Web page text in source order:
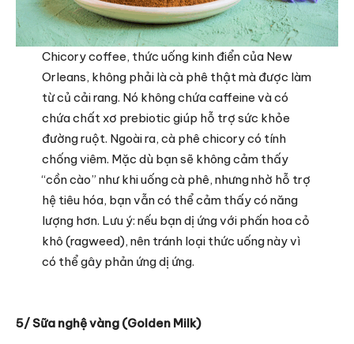
Chicory coffee, thức uống kinh điển của New
Orleans, không phải là cà phê thật mà được làm
từ củ cải rang. Nó không chứa caffeine và có
chứa chất xơ prebiotic giúp hỗ trợ sức khỏe
đường ruột. Ngoài ra, cà phê chicory có tính
chống viêm. Mặc dù bạn sẽ không cảm thấy
“cồn cào” như khi uống cà phê, nhưng nhờ hỗ trợ
hệ tiêu hóa, bạn vẫn có thể cảm thấy có năng
lượng hơn. Lưu ý: nếu bạn dị ứng với phấn hoa cỏ
khô (ragweed), nên tránh loại thức uống này vì
có thể gây phản ứng dị ứng.
5/ Sữa nghệ vàng (Golden Milk)